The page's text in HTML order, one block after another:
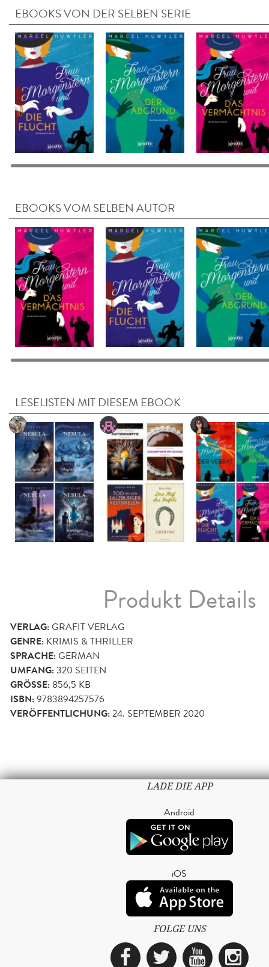
EBOOKS VON DER SELBEN SERIE
EBOOKS VOM SELBEN AUTOR
LESELISTEN MIT DIESEM EBOOK
Produkt Details
VERLAG:GRAFIT VERLAG
GENRE: KRIMIS & THRILLER
SPRACHE:GERMAN
UMFANG:320 SEITEN
GRÖSSE: 856,5 KB
ISBN:9783894257576
VERÖFFENTLICHUNG:24. SEPTEMBER 2020
LADE DIE APP
Android
iOS
FOLGE UNS
Facebook
Twitter